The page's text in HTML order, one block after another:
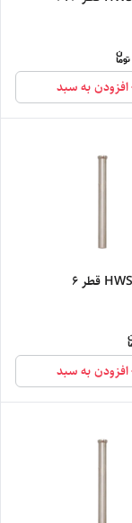
افزودن به سبد
افزودن به سبد